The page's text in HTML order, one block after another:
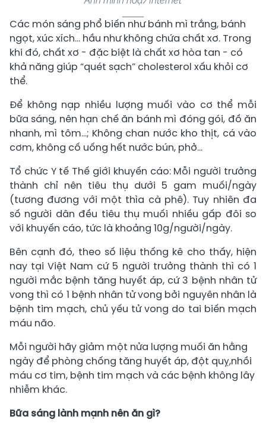
Các món sáng phổ biến như bánh mì trắng, bánh
ngọt, xúc xích… hầu như không chứa chất xơ. Trong
khi đó, chất xơ - đặc biệt là chất xơ hòa tan - có
khả năng giúp “quét sạch” cholesterol xấu khỏi cơ
thể.
Để không nạp nhiều lượng muối vào cơ thể mỗi
bữa sáng, nên hạn chế ăn bánh mì đóng gói, đồ ăn
nhanh, mì tôm…; Không chan nước kho thịt, cá vào
cơm, không cố uống hết nước bún, phở…
Tổ chức Y tế Thế giới khuyến cáo: Mỗi người trưởng
thành chỉ nên tiêu thụ dưới 5 gam muối/ngày
(tương đương với một thìa cà phê). Tuy nhiên đa
số người dân đều tiêu thụ muối nhiều gấp đôi so
với khuyến cáo, tức là khoảng 10g/người/ngày.
Bên cạnh đó, theo số liệu thống kê cho thấy, hiện
nay tại Việt Nam cứ 5 người trưởng thành thì có 1
người mắc bệnh tăng huyết áp, cứ 3 bệnh nhân tử
vong thì có 1 bệnh nhân tử vong bởi nguyên nhân là
bệnh tim mạch, chủ yếu tử vong do tai biến mạch
máu não.
Mỗi người hãy giảm một nửa lượng muối ăn hằng
ngày để phòng chống tăng huyết áp, đột quỵ,nhồi
máu cơ tim, bệnh tim mạch và các bệnh không lây
nhiễm khác.
Bữa sáng lành mạnh nên ăn gì?